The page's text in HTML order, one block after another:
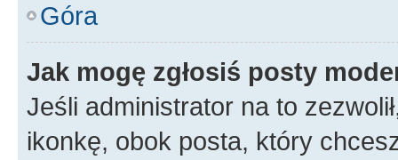
Góra
Jak mogę zgłosiś posty
Jeśli administrator na to
ikonkę, obok posta, który